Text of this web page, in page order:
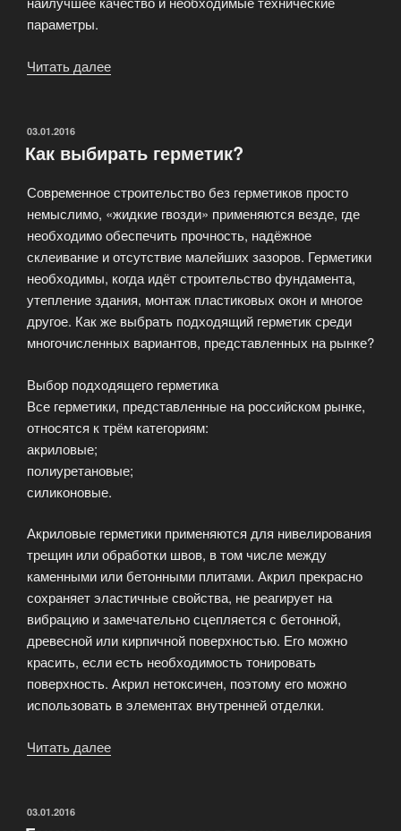
параметры.
Читать далее
ОПУБЛИКОВАНО
03.01.2016
Как выбирать герметик?
Современное строительство без герметиков просто
немыслимо, «жидкие гвозди» применяются везде, где
необходимо обеспечить прочность, надёжное
склеивание и отсутствие малейших зазоров. Герметики
необходимы, когда идёт строительство фундамента,
утепление здания, монтаж пластиковых окон и многое
другое. Как же выбрать подходящий герметик среди
многочисленных вариантов, представленных на рынке?
Выбор подходящего герметика
Все герметики, представленные на российском рынке,
относятся к трём категориям:
акриловые;
полиуретановые;
силиконовые.
Акриловые герметики применяются для нивелирования
трещин или обработки швов, в том числе между
каменными или бетонными плитами. Акрил прекрасно
сохраняет эластичные свойства, не реагирует на
вибрацию и замечательно сцепляется с бетонной,
древесной или кирпичной поверхностью. Его можно
красить, если есть необходимость тонировать
поверхность. Акрил нетоксичен, поэтому его можно
использовать в элементах внутренней отделки.
Читать далее
ОПУБЛИКОВАНО
03.01.2016